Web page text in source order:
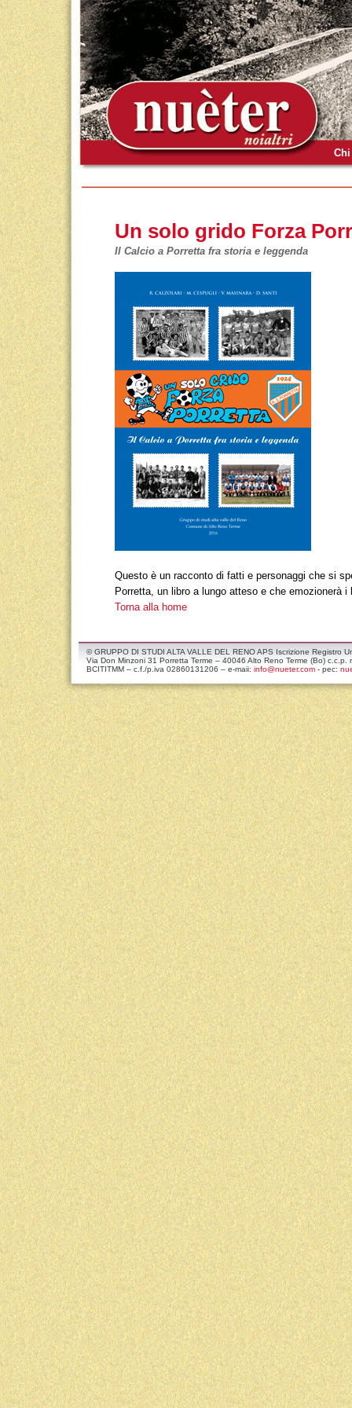
Un solo grido Forza
Il Calcio a Porretta fra storia e leggenda
Questo è un racconto di fatti e personaggi che si
Porretta, un libro a lungo atteso e che emozionerà
Torna alla home
© GRUPPO DI STUDI ALTA VALLE DEL RENO APS Iscrizione Registro
Via Don Minzoni 31 Porretta Terme – 40046 Alto Reno Terme (Bo)
BCITITMM – c.f./p.iva 02860131206 – e-maii: info@nueter.com - pec: